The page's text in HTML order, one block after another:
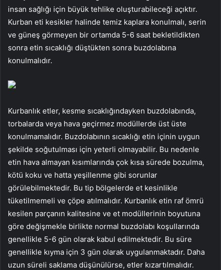
insan sağlığı için büyük tehlike oluşturabileceği açıktır.
Kurban eti kesikler halinde temiz kaplara konulmalı, serin
ve güneş görmeyen bir ortamda 5-6 saat bekletildikten
sonra etin sıcaklığı düştükten sonra buzdolabına
konulmalıdır.
Kurbanlık etler, kesme sıcaklığındayken buzdolabında,
torbalarda veya hava geçirmez modüllerde üst üste
konulmamalıdır. Buzdolabının sıcaklığı etin içinin uygun
şekilde soğutulması için yeterli olmayabilir. Bu nedenle
etin hava almayan kısımlarında çok kısa sürede bozulma,
kötü koku ve hatta yeşillenme gibi sorunlar
görülebilmektedir. Bu tip bölgelerde et kesinlikle
tüketilmemeli ve çöpe atılmalıdır. Kurbanlık etin raf ömrü
kesilen parçanın kalitesine ve et modüllerinin boyutuna
göre değişmekle birlikte normal buzdolabı koşullarında
genellikle 5-6 gün olarak kabul edilmektedir. Bu süre
genellikle kıyma için 3 gün olarak uygulanmaktadır. Daha
uzun süreli saklama düşünülürse, etler kızartılmalıdır.